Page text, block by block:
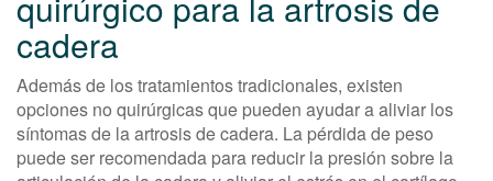
cadera
Además de los tratamientos tradicionales, existen
opciones no quirúrgicas que pueden ayudar a aliviar los
síntomas de la artrosis de cadera. La pérdida de peso
puede ser recomendada para reducir la presión sobre la